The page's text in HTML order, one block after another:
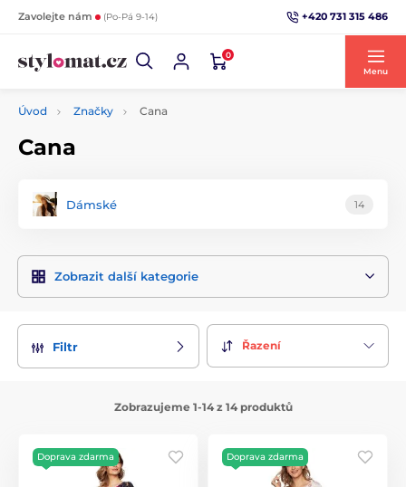
Zavolejte nám (Po-Pá 9-14) +420 731 315 486
0
Menu
Úvod Značky Cana
Cana
Dámské 14
Zobrazit další kategorie
Filtr Řazení
Zobrazujeme 1-14 z 14 produktů
Doprava zdarma Doprava zdarma